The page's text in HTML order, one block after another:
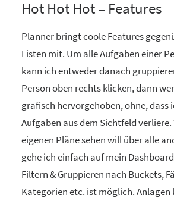
Hot Hot Hot – Features
Planner bringt coole Features
Listen mit. Um alle Aufgaben einer
kann ich entweder danach
Person oben rechts klicken, dann
grafisch hervorgehoben, ohne, dass
Aufgaben aus dem Sichtfeld verliere.
eigenen Pläne sehen will über alle
gehe ich einfach auf mein
Filtern & Gruppieren nach Buckets,
Kategorien etc. ist möglich. Anlagen